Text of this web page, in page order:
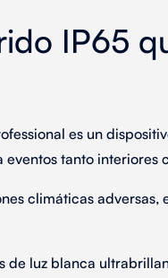
IP65
es un
eventos tanto interiores
climáticas adversas,
de luz blanca